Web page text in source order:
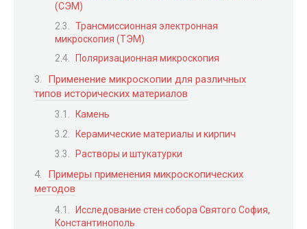
(СЭМ)
Трансмиссионная электронная
микроскопия (ТЭМ)
Поляризационная микроскопия
Применение микроскопии для различных
типов исторических материалов
Камень
Керамические материалы и кирпич
Растворы и штукатурки
Примеры применения микроскопических
методов
Исследование стен собора Святого София,
Константинополь